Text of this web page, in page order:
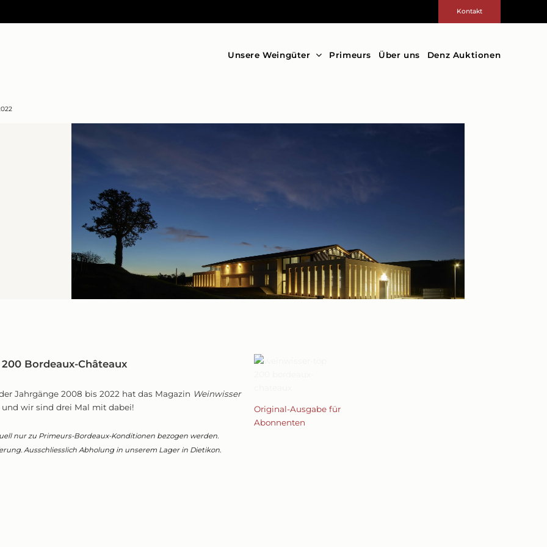
Kontakt
Unsere Weingüter Primeurs Über uns Denz Auktionen
Bordeaux-Châteaux
Jahrgänge 2008 bis 2022 hat das Magazin Weinwisser
wir sind drei Mal mit dabei!
nur zu Primeurs-Bordeaux-Konditionen bezogen werden.
Ausschliesslich Abholung in unserem Lager in Dietikon.
Original-Ausgabe für
Abonnenten